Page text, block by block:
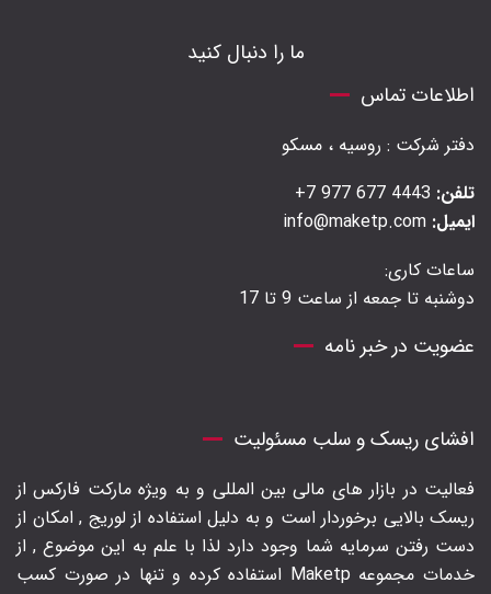
ما را دنبال کنید
اطلاعات تماس
دفتر شرکت : روسیه ، مسکو
تلفن:
ایمیل:
ساعات کاری:
دوشنبه تا جمعه از ساعت 9 تا 17
عضویت در خبر نامه
افشای ریسک و سلب مسئولیت
فعالیت در بازار های مالی بین المللی و به ویژه مارکت فارکس از
ریسک بالایی برخوردار است و به دلیل استفاده از لوریج , امکان از
دست رفتن سرمایه شما وجود دارد لذا با علم به این موضوع , از
خدمات مجموعه Maketp استفاده کرده و تنها در صورت کسب